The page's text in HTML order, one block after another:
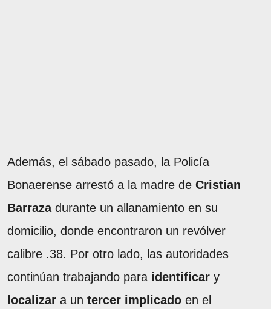
Además, el sábado pasado, la Policía
Bonaerense arrestó a la madre de Cristian
Barrazadurante un allanamiento en su
domicilio, donde encontraron un revólver
calibre .38. Por otro lado, las autoridades
continúan trabajando para identificar y
localizar a un tercer implicado en el